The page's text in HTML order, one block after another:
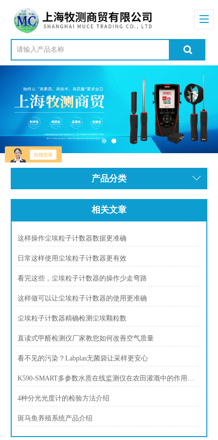
产品分类
相关文章
这样操作尘埃粒子计数器数据更准确
日常这样使用尘埃粒子计数器更有效
看完这些，尘埃粒子计数器的操作少走弯路
这样做可以让尘埃粒子计数器的使用更准确
尘埃粒子计数器精确检测尘埃颗粒数
直读式甲醛检测仪厂家教您如何改善空气质量
看不见的污染？Labplas无菌袋让采样更安心
K590-SMART多参数水质在线监测仪在农田灌溉中的作用和意义
4种分光光度计的检验方法介绍
斑马鱼养殖系统产品介绍